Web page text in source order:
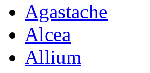
Agastache
Alcea
Allium